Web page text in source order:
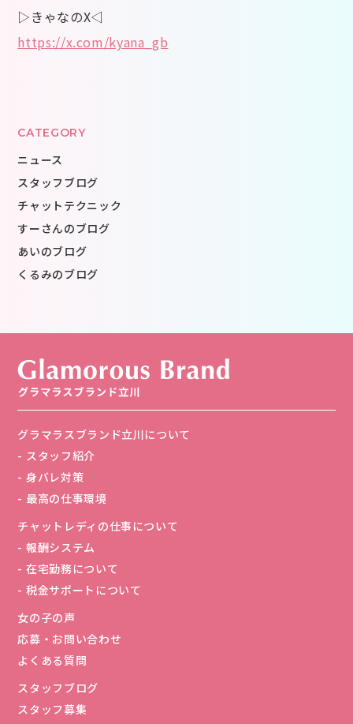
▷きゃなのX◁
https://x.com/kyana_gb
CATEGORY
ニュース
スタッフブログ
チャットテクニック
すーさんのブログ
あいのブログ
くるみのブログ
グラマラスブランド立川について
スタッフ紹介
身バレ対策
最高の仕事環境
チャットレディの仕事について
報酬システム
在宅勤務について
税金サポートについて
女の子の声
応募・お問い合わせ
よくある質問
スタッフブログ
スタッフ募集